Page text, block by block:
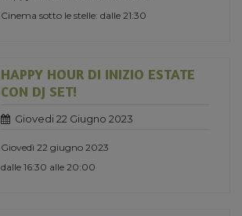
Cinema sotto le stelle: dalle 21:30
HAPPY HOUR DI INIZIO ESTATE
CON DJ SET!
Giovedi 22 Giugno 2023
Giovedì 22 giugno 2023
dalle 16:30 alle 20:00